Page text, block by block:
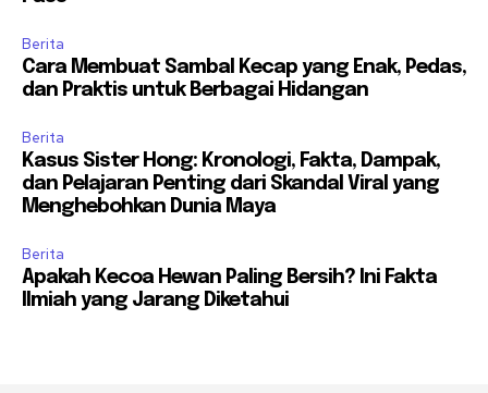
Berita
Cara Membuat Sambal Kecap yang Enak, Pedas,
dan Praktis untuk Berbagai Hidangan
Berita
Kasus Sister Hong: Kronologi, Fakta, Dampak,
dan Pelajaran Penting dari Skandal Viral yang
Menghebohkan Dunia Maya
Berita
Apakah Kecoa Hewan Paling Bersih? Ini Fakta
Ilmiah yang Jarang Diketahui